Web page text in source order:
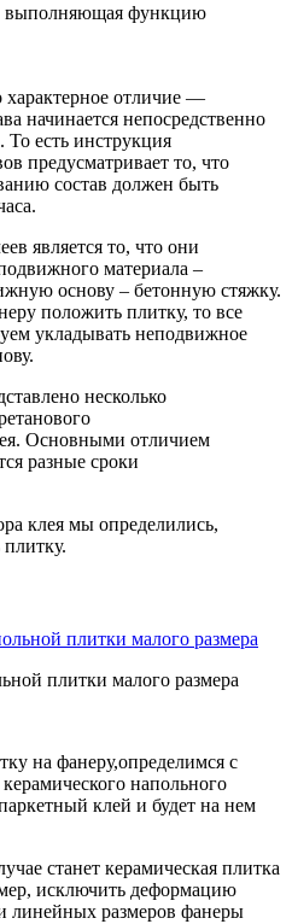
выполняющая функцию
характерное отличие —
начинается непосредственно
То есть инструкция
предусматривает то, что
состав должен быть
является то, что они
материала –
основу – бетонную стяжку.
положить плитку, то все
укладывать неподвижное
несколько
Основными отличием
разные сроки
клея мы определились,
плитку.
плитки малого размера
на фанеру,определимся с
напольного
клей и будет на нем
станет керамическая плитка
исключить деформацию
линейных размеров фанеры